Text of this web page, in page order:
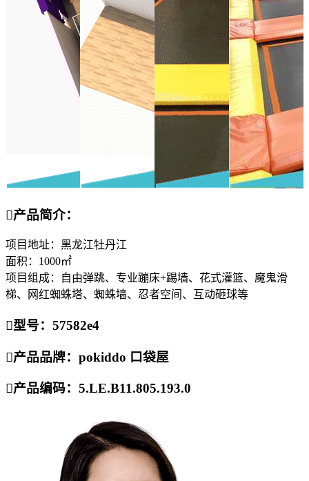
产品简介：
项目地址：黑龙江牡丹江
面积：1000㎡
项目组成：自由弹跳、专业蹦床+踢墙、花式灌篮、魔鬼滑
梯、网红蜘蛛塔、蜘蛛墙、忍者空间、互动砸球等
型号：57582e4
产品品牌：pokiddo 口袋屋
产品编码：5.LE.B11.805.193.0